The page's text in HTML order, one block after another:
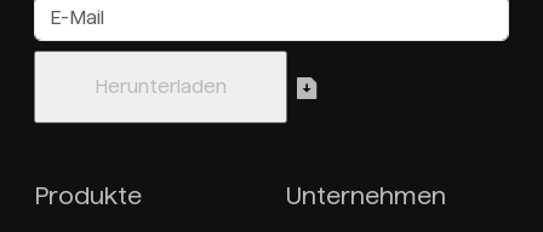
Produkte Unternehmen